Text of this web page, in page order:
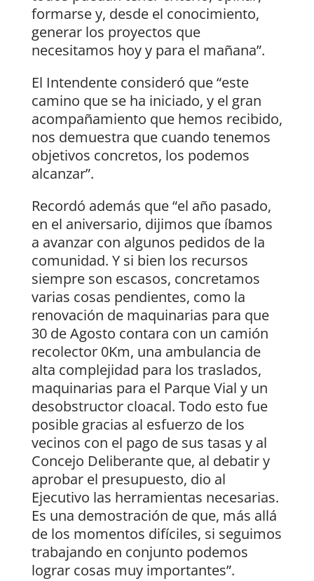
formarse y, desde el conocimiento,
generar los proyectos que
necesitamos hoy y para el mañana”.
El Intendente consideró que “este
camino que se ha iniciado, y el gran
acompañamiento que hemos recibido,
nos demuestra que cuando tenemos
objetivos concretos, los podemos
alcanzar”.
Recordó además que “el año pasado,
en el aniversario, dijimos que íbamos
a avanzar con algunos pedidos de la
comunidad. Y si bien los recursos
siempre son escasos, concretamos
varias cosas pendientes, como la
renovación de maquinarias para que
30 de Agosto contara con un camión
recolector 0Km, una ambulancia de
alta complejidad para los traslados,
maquinarias para el Parque Vial y un
desobstructor cloacal. Todo esto fue
posible gracias al esfuerzo de los
vecinos con el pago de sus tasas y al
Concejo Deliberante que, al debatir y
aprobar el presupuesto, dio al
Ejecutivo las herramientas necesarias.
Es una demostración de que, más allá
de los momentos difíciles, si seguimos
trabajando en conjunto podemos
lograr cosas muy importantes”.